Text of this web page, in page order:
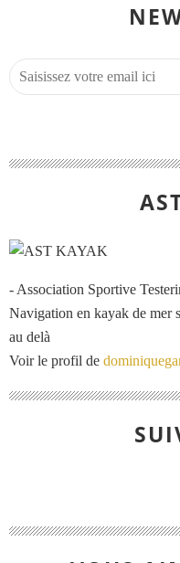
- Association Sportive
Navigation en kayak de mer
au delà
Voir le profil de